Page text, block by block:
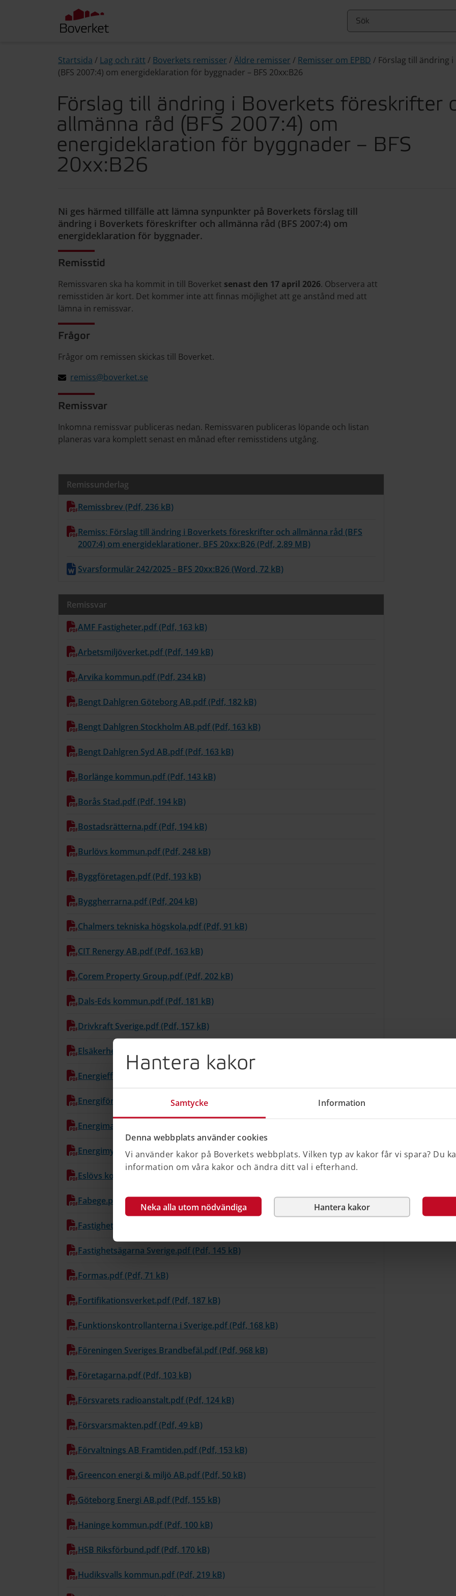
Hantera kakor
Samtycke Information
Denna webbplats använder cookies
Vi använder kakor på Boverkets webbplats. Vilken typ av kakor får vi spara? Du
information om våra kakor och ändra ditt val i efterhand.
Neka alla utom nödvändiga Hantera kakor
Startsida / Lag och rätt / Boverkets remisser /Äldre remisser / Remisser om EPBD / Förslag till ändring
(BFS 2007:4) om energideklaration för byggnader – BFS 20xx:B26
Förslag till ändring i Boverkets föreskrifter
allmänna råd (BFS 2007:4) om
energideklaration för byggnader – BFS
20xx:B26
Ni ges härmed tillfälle att lämna synpunkter på Boverkets förslag till
ändring i Boverkets föreskrifter och allmänna råd (BFS 2007:4) om
energideklaration för byggnader.
Remisstid
Remissvaren ska ha kommit in till Boverket senast den 17 april 2026. Observera att
remisstiden är kort. Det kommer inte att finnas möjlighet att ge anstånd med att
lämna in remissvar.
Frågor
Frågor om remissen skickas till Boverket.
remiss@boverket.se
Remissvar
Inkomna remissvar publiceras nedan. Remissvaren publiceras löpande och listan
planeras vara komplett senast en månad efter remisstidens utgång.
Remissunderlag
Remissbrev (Pdf, 236 kB)
Remiss: Förslag till ändring i Boverkets föreskrifter och allmänna råd (BFS
2007:4) om energideklarationer, BFS 20xx:B26 (Pdf, 2,89 MB)
Svarsformulär 242/2025 - BFS 20xx:B26 (Word, 72 kB)
Remissvar
AMF Fastigheter.pdf (Pdf, 163 kB)
Arbetsmiljöverket.pdf (Pdf, 149 kB)
Arvika kommun.pdf (Pdf, 234 kB)
Bengt Dahlgren Göteborg AB.pdf (Pdf, 182 kB)
Bengt Dahlgren Stockholm AB.pdf (Pdf, 163 kB)
Bengt Dahlgren Syd AB.pdf (Pdf, 163 kB)
Borlänge kommun.pdf (Pdf, 143 kB)
Borås Stad.pdf (Pdf, 194 kB)
Bostadsrätterna.pdf (Pdf, 194 kB)
Burlövs kommun.pdf (Pdf, 248 kB)
Byggföretagen.pdf (Pdf, 193 kB)
Byggherrarna.pdf (Pdf, 204 kB)
Chalmers tekniska högskola.pdf (Pdf, 91 kB)
CIT Renergy AB.pdf (Pdf, 163 kB)
Corem Property Group.pdf (Pdf, 202 kB)
Dals-Eds kommun.pdf (Pdf, 181 kB)
Drivkraft Sverige.pdf (Pdf, 157 kB)
Elsäkerhetsverket.pdf (Pdf, 91 kB)
Energieffektiviseringsföreningen.pdf (Pdf, 407 kB)
Energiföretagen.pdf (Pdf, 189 kB)
Energimarknadsinspektionen.pdf (Pdf, 99 kB)
Energimyndigheten.pdf (Pdf, 217 kB)
Eslövs kommun.pdf (Pdf, 397 kB)
Fabege.pdf (Pdf, 522 kB)
Fastighetsmäklarinspektionen.pdf (Pdf, 198 kB)
Fastighetsägarna Sverige.pdf (Pdf, 145 kB)
Formas.pdf (Pdf, 71 kB)
Fortifikationsverket.pdf (Pdf, 187 kB)
Funktionskontrollanterna i Sverige.pdf (Pdf, 168 kB)
Föreningen Sveriges Brandbefäl.pdf (Pdf, 968 kB)
Företagarna.pdf (Pdf, 103 kB)
Försvarets radioanstalt.pdf (Pdf, 124 kB)
Försvarsmakten.pdf (Pdf, 49 kB)
Förvaltnings AB Framtiden.pdf (Pdf, 153 kB)
Greencon energi & miljö AB.pdf (Pdf, 50 kB)
Göteborg Energi AB.pdf (Pdf, 155 kB)
Haninge kommun.pdf (Pdf, 100 kB)
HSB Riksförbund.pdf (Pdf, 170 kB)
Hudiksvalls kommun.pdf (Pdf, 219 kB)